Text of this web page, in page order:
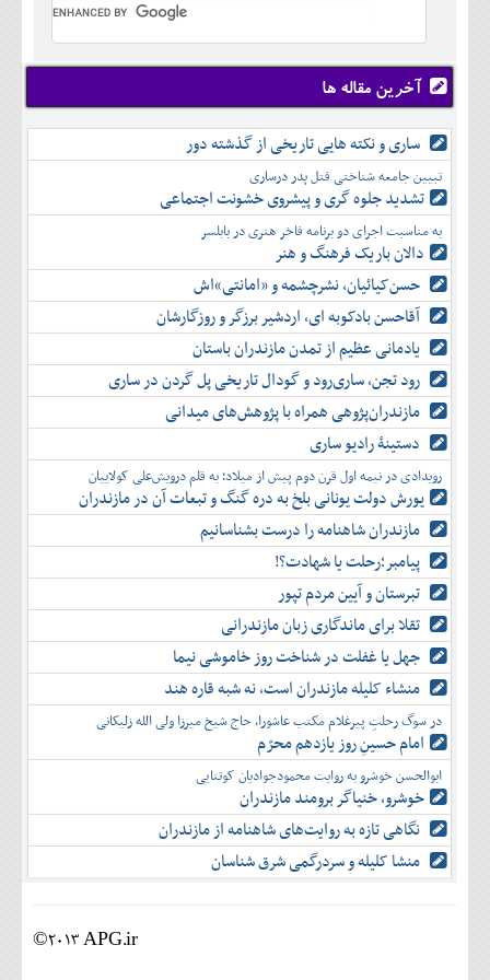
دی
بهمن
اسفند
آبان
آذر
دی
بهمن
اسفند
شهريور
مهر
آبان
آذر
دی
بهمن
اسفند
تير
مرداد
شهريور
مهر
آبان
آذر
دی
بهمن
اسفند
آخرین مقاله ها
ساری و نکته هایی تاریخی از گذشته دور
تبیین جامعه شناختی قتل پدر درساری
تشدید جلوه‌ گری و پیشروی خشونت اجتماعی
به مناسبت اجرای دو برنامه فاخر هنری در بابلسر
دالان باریک فرهنگ و هنر
حسن‌کیائیان، نشرچشمه و «امانتی»اش
آقاحسن بادکوبه ای، اردشیر برزگر و روزگارشان
یادمانی عظیم از تمدن مازندران باستان
رود تجن، ساری‌رود و گودال تاریخی پل گردن در ساری
مازندران‌پژوهی همراه با پژوهش‌های میدانی
دستینۀ رادیو ساری
رویدادی در نیمه اول قرن دوم پیش از میلاد؛ به قلم درویش‌علی کولاییان
یورش دولت یونانی بلخ به دره گنگ و تبعات آن در مازندران
مازندران شاهنامه را درست بشناسانیم
پیامبر؛رحلت یا شهادت؟!
تبرستان و آیین مردم تپور
تقلا برای ماندگاری زبان مازندرانی
جهل یا غفلت در شناخت روز خاموشی نیما
منشاء کلیله مازندران است، نه شبه قاره هند
در سوگ رحلتِ پیرغلام مکتب عاشورا، حاج شیخ میرزا ولی الله زلیکانی
امام حسینِ روز یازدهم محرّم
ابوالحسن خوشرو به روایت محمودجوادیان کوتنایی
خوشرو، خنياگر برومند مازندران
نگاهی تازه به روایت‌های شاهنامه از مازندران
منشا کلیله و سردرگمی شرق شناسان
©2013 APG.ir